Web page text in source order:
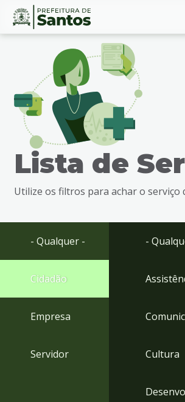
Ir
busca
Ir
rodapé
Conteúdo
Lista de
Utilize os filtros para achar o serviço
- Qualquer -
Cidadão
Empresa
Servidor
-
Cultura